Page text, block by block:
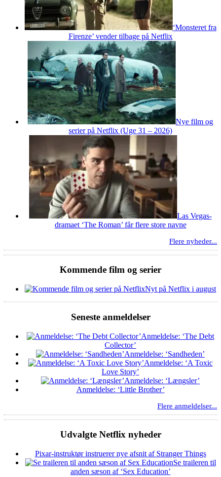
‘Monsteret fra
Firenze’ vender tilbage på Netflix
Nye film og
serier på Netflix (Uge 31 – 2026)
Las Vegas-
dramaet ‘The Roman’ får flere store navne
Flere nyheder...
Kommende film og serier
Nyt på Netflix i august
Seneste anmeldelser
Anmeldelse: ‘The Debt
Collector’
Anmeldelse: ‘Sandheden’
Anmeldelse: ‘A Toxic
Love Story’
Anmeldelse: ‘Længsler’
Anmeldelse: ‘Little Brother’
Flere anmeldelser...
Udvalgte Netflix nyheder
Pixar-instruktør instruerer nye afsnit af Stranger Things
Se traileren til
anden sæson af ‘Sex Education’